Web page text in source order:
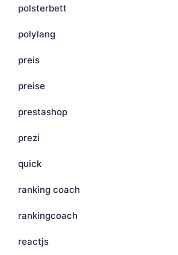
polsterbett
polylang
preis
preise
prestashop
prezi
quick
ranking coach
rankingcoach
reactjs